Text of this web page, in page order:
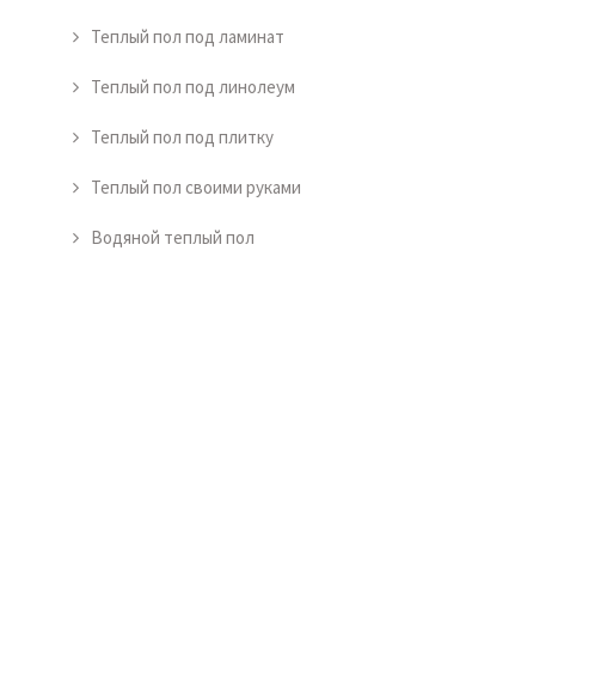
Теплый пол под ламинат
Теплый пол под линолеум
Теплый пол под плитку
Теплый пол своими руками
Водяной теплый пол